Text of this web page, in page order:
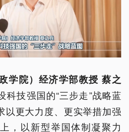
学院）经济学部教授 蔡之
科技强国的“三步走”战略蓝
以更大力度、更实举措加强
，以新型举国体制凝聚力